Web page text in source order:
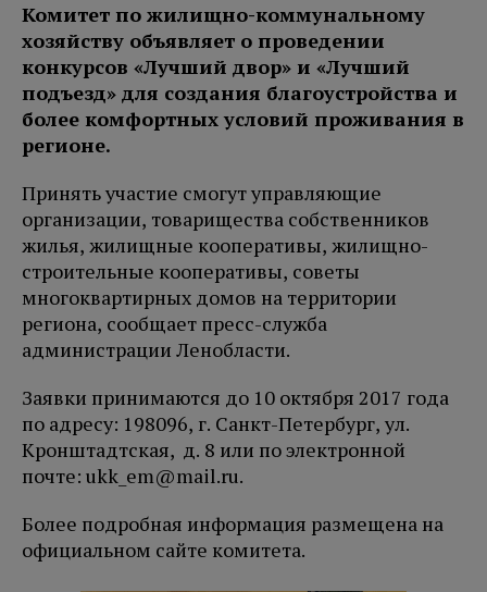
Комитет по жилищно-коммунальному
хозяйству объявляет о проведении
конкурсов «Лучший двор» и «Лучший
подъезд» для создания благоустройства и
более комфортных условий проживания в
регионе.
Принять участие смогут управляющие
организации, товарищества собственников
жилья, жилищные кооперативы, жилищно-
строительные кооперативы, советы
многоквартирных домов на территории
региона, сообщает пресс-служба
администрации Ленобласти.
Заявки принимаются до 10 октября 2017 года
по адресу: 198096, г. Санкт-Петербург, ул.
Кронштадтская, д. 8 или по электронной
почте: ukk_em@mail.ru.
Более подробная информация размещена на
официальном сайте комитета.